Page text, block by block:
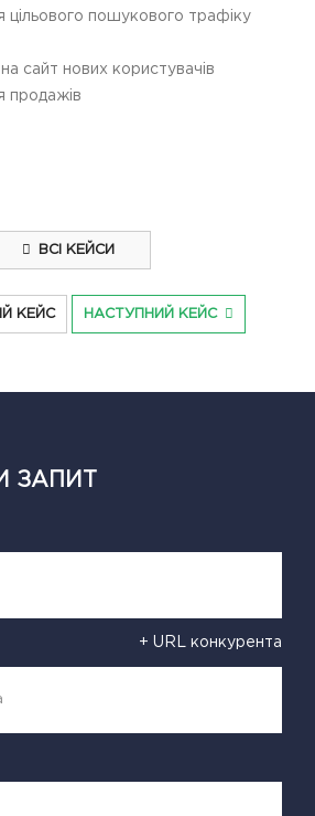
цільового пошукового трафіку
сайт нових користувачів
продажів
ВСІ КЕЙСИ
КЕЙС НАСТУПНИЙ КЕЙС
ЗАПИТ
+ URL конкурента